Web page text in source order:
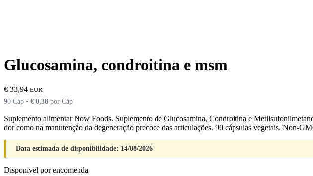
Glucosamina, condroitina e msm
€ 33,94 EUR
90 Cáp • € 0,38 por Cáp
Suplemento alimentar Now Foods. Suplemento de Glucosamina, Condroitina e
dor como na manutenção da degeneração precoce das articulações. 90 cápsulas vegetais. Non-
Data estimada de disponibilidade: 14/08/2026
Disponível por encomenda